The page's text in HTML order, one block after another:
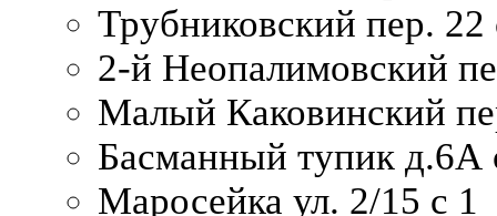
Трубниковский пер. 22
2-й Неопалимовский
Малый Каковинский
Басманный тупик д.6А
Маросейка ул. 2/15 с 1